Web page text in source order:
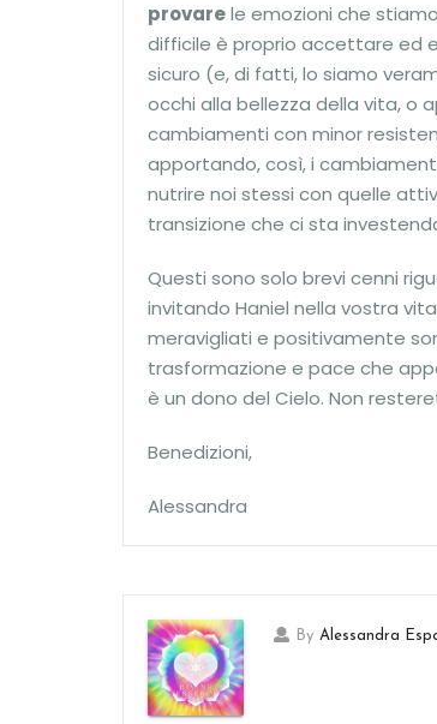
provarele emozioni che
difficile è proprio accettare ed
sicuro (e, di fatti, lo siamo
occhi alla bellezza della vita, o
cambiamenti con minor
apportando, così, i
nutrire noi stessi con quelle
transizione che ci sta
Questi sono solo brevi cenni
invitando Haniel nella vostra
meravigliati e positivamente
trasformazione e pace che
è un dono del Cielo. Non
Benedizioni,
Alessandra
By Alessandra